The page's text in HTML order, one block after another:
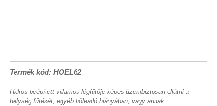
Termék kód: HOEL62
Hidros beépített villamos légfűtője képes üzembiztosan ellátni a
helység fűtését, egyéb hőleadó hiányában, vagy annak